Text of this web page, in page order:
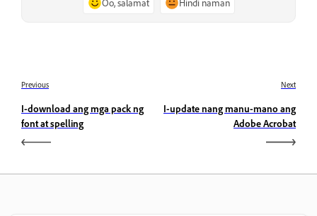
Previous
I-download ang mga pack ng
font at spelling
Next
I-update nang manu-mano ang
Adobe Acrobat